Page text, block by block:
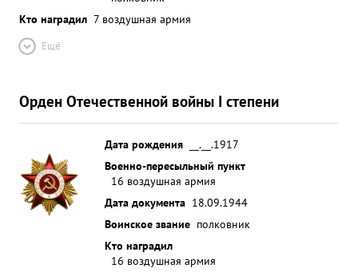
победили врага. 23.9.43г. сбито 2 МЕ-109 и
этих боях наряду с умелым командованием
и мужество, в не обходимые моменты личным
примером воодушевлял ле тчиков на подвиги, им
Кто наградил 7 воздушная армия
Ещё
Орден Отечественной войны I степени
Дата рождения
__.__.1917
Военно-пересыльный пункт
16 воздушная армия
Дата документа 18.09.1944
Воинское звание полковник
Кто наградил
16 воздушная армия